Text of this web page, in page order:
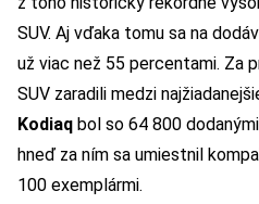
SUV. Aj vďaka tomu sa na
už viac než 55 percentami. Za
SUV zaradili medzi
Kodiaq bol so 64 800
hneď za ním sa umiestnil
100 exemplármi.